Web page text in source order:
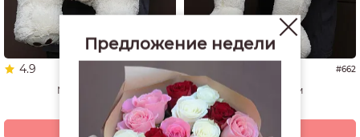
4.9 #1337
Мишка 60 см
р.
Купить
#662
Мишка 70 см
4 200
Купить
Предложение недели